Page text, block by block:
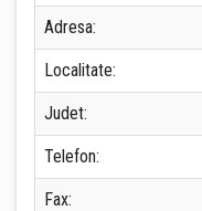
Adresa:
Localitate:
Judet:
Telefon:
Fax: